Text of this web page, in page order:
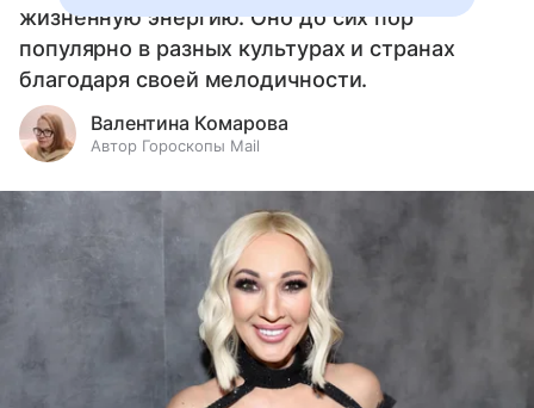
жизненную энергию. Оно до сих пор
популярно в разных культурах и странах
благодаря своей мелодичности.
Валентина Комарова
Автор Гороскопы Mail